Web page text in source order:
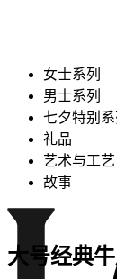
女士系列
男士系列
七夕特别系
礼品
艺术与工艺
故事
大号经典